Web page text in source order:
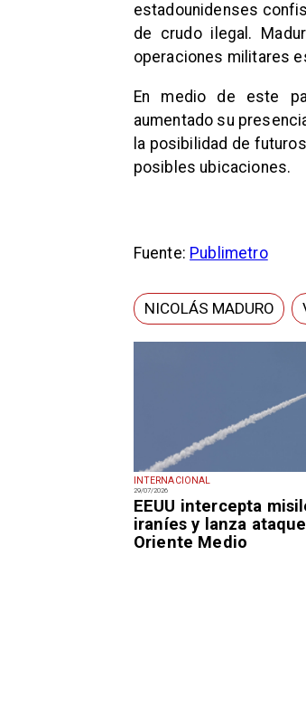
INTERNACIONAL
29/07/2026
EEUU intercepta
iraníes y lanza
Oriente Medio
estadounidenses
de crudo ilegal.
operaciones militares
En medio de este
aumentado su
la posibilidad de
posibles ubicaciones.
Fuente: Publimetro
NICOLÁS MADURO